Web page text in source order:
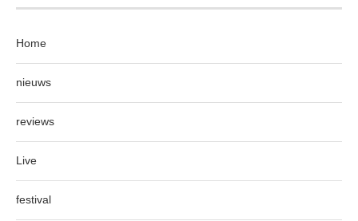
Home
nieuws
reviews
Live
festival